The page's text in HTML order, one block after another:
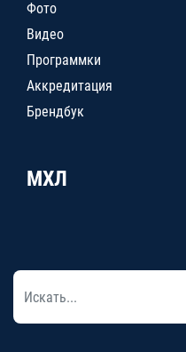
Фото
Видео
Программки
Аккредитация
Брендбук
МХЛ